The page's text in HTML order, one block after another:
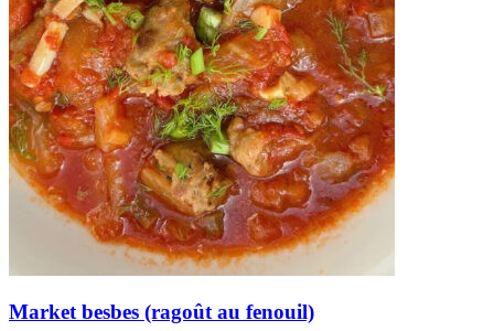
Market besbes (ragoût au fenouil)